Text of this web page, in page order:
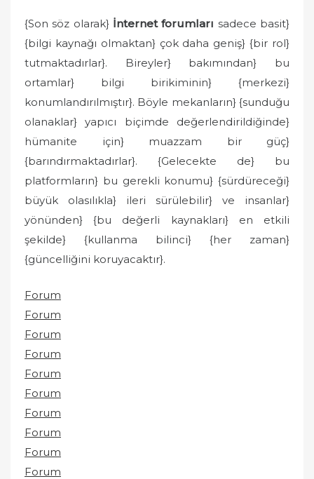
{Son söz olarak} İnternet forumları sadece basit}
{bilgi kaynağı olmaktan} çok daha geniş} {bir rol}
tutmaktadırlar}. Bireyler} bakımından} bu
ortamlar} bilgi birikiminin} {merkezi}
konumlandırılmıştır}. Böyle mekanların} {sunduğu
olanaklar} yapıcı biçimde değerlendirildiğinde}
hümanite için} muazzam bir güç}
{barındırmaktadırlar}. {Gelecekte de} bu
platformların} bu gerekli konumu} {sürdüreceği}
büyük olasılıkla} ileri sürülebilir} ve insanlar}
yönünden} {bu değerli kaynakları} en etkili
şekilde} {kullanma bilinci} {her zaman}
{güncelliğini koruyacaktır}.
Forum
Forum
Forum
Forum
Forum
Forum
Forum
Forum
Forum
Forum